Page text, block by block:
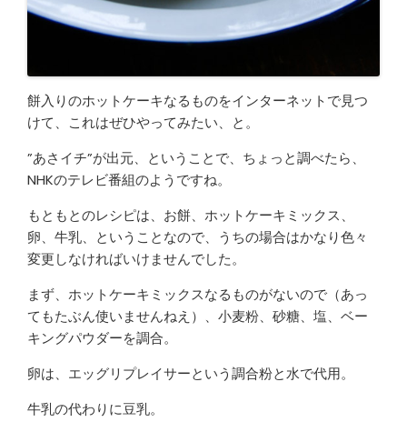
餅入りのホットケーキなるものをインターネットで見つ
けて、これはぜひやってみたい、と。
”あさイチ”が出元、ということで、ちょっと調べたら、
NHKのテレビ番組のようですね。
もともとのレシピは、お餅、ホットケーキミックス、
卵、牛乳、ということなので、うちの場合はかなり色々
変更しなければいけませんでした。
まず、ホットケーキミックスなるものがないので（あっ
てもたぶん使いませんねえ）、小麦粉、砂糖、塩、ベー
キングパウダーを調合。
卵は、エッグリプレイサーという調合粉と水で代用。
牛乳の代わりに豆乳。